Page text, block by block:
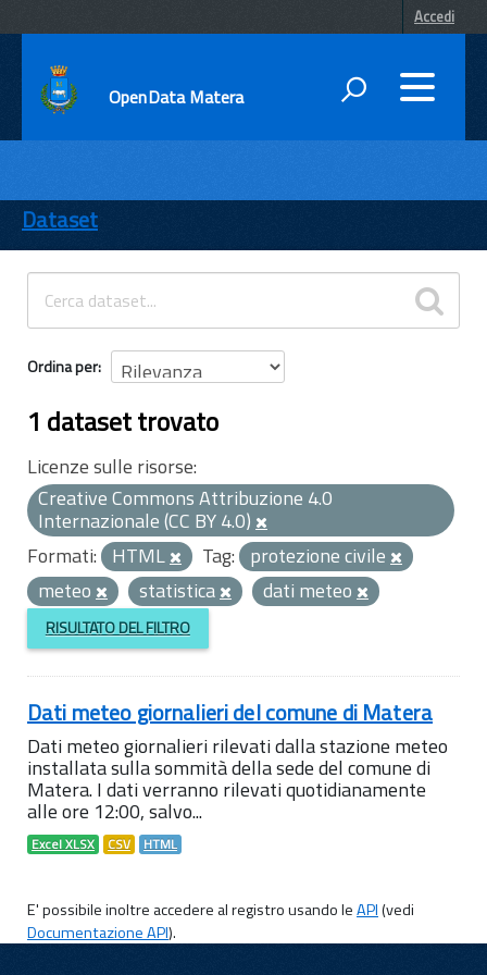
Accedi
OpenData Matera
ENTI
TEMI
INFORMAZIONI
Dataset
Ordina per
1 dataset trovato
Licenze sulle risorse:
Creative Commons Attribuzione 4.0
Internazionale (CC BY 4.0)
Formati: HTML Tag: protezione civile
meteo
statistica dati meteo
RISULTATO DEL FILTRO
Dati meteo giornalieri del comune di Matera
Dati meteo giornalieri rilevati dalla stazione meteo
installata sulla sommità della sede del comune di
Matera. I dati verranno rilevati quotidianamente
alle ore 12:00, salvo...
Excel XLSX CSV HTML
E' possibile inoltre accedere al registro usando leAPI(vedi
Documentazione API).